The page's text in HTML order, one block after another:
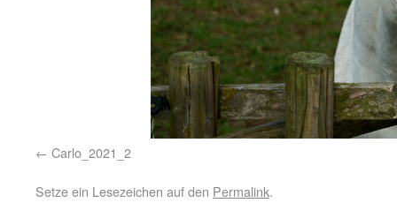
Carlo_2021_2
Setze ein Lesezeichen auf den Permalink.